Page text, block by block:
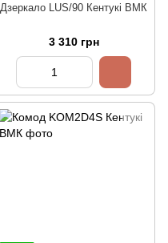
Дзеркало LUS/90 Кентукі ВМК
3 310 грн